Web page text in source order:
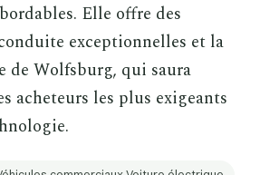
Elle offre des
exceptionnelles et la
de Wolfsburg, qui saura
acheteurs les plus exigeants